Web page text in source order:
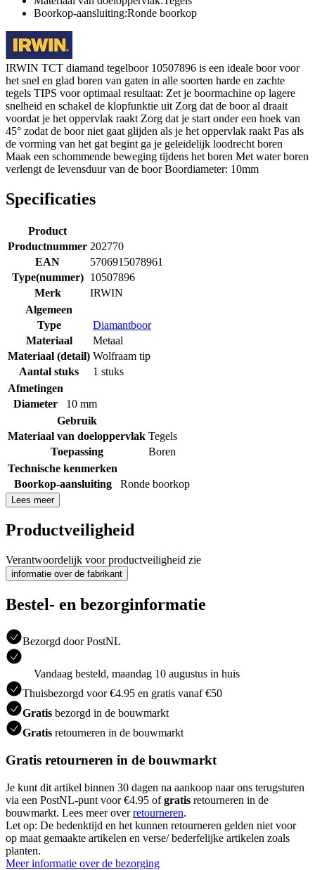
Boorkop-aansluiting:Ronde boorkop
IRWIN TCT diamand tegelboor 10507896 is een ideale boor voor
het snel en glad boren van gaten in alle soorten harde en zachte
tegels TIPS voor optimaal resultaat: Zet je boormachine op lagere
snelheid en schakel de klopfunktie uit Zorg dat de boor al draait
voordat je het oppervlak raakt Zorg dat je start onder een hoek van
45° zodat de boor niet gaat glijden als je het oppervlak raakt Pas als
de vorming van het gat begint ga je geleidelijk loodrecht boren
Maak een schommende beweging tijdens het boren Met water boren
verlengt de levensduur van de boor Boordiameter: 10mm
Specificaties
Product
Productnummer 202770
EAN
5706915078961
Type(nummer)
10507896
Merk
IRWIN
Algemeen
Type
Diamantboor
Materiaal
Metaal
Materiaal (detail) Wolfraam tip
Aantal stuks
1 stuks
Afmetingen
Diameter
10 mm
Gebruik
Materiaal van doeloppervlak Tegels
Toepassing
Boren
Technische kenmerken
Boorkop-aansluiting
Ronde boorkop
Lees meer
Productveiligheid
Verantwoordelijk voor productveiligheid zie
informatie over de fabrikant
Bestel- en bezorginformatie
Bezorgd door PostNL
Vandaag besteld, maandag 10 augustus in huis
Thuisbezorgd voor €4.95 en gratis vanaf €50
Gratis bezorgd in de bouwmarkt
Gratis retourneren in de bouwmarkt
Gratis retourneren in de bouwmarkt
Je kunt dit artikel binnen 30 dagen na aankoop naar ons terugsturen
via een PostNL-punt voor €4.95 ofgratis retourneren in de
bouwmarkt. Lees meer overretourneren.
Let op: De bedenktijd en het kunnen retourneren gelden niet voor
op maat gemaakte artikelen en verse/ bederfelijke artikelen zoals
planten.
Meer informatie over de bezorging